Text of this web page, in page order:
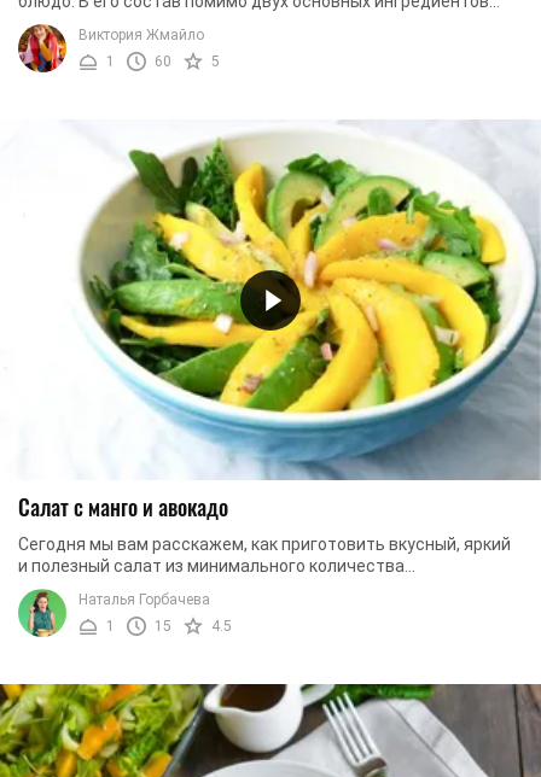
еще входят свежие огурцы, цуккини, ...
Виктория Жмайло
1
60 5
Салат с манго и авокадо
Сегодня мы вам расскажем, как приготовить вкусный, яркий
и полезный салат из минимального количества
ингредиентов. В его состав, в частности, входят: ...
Наталья Горбачева
1
15 4.5